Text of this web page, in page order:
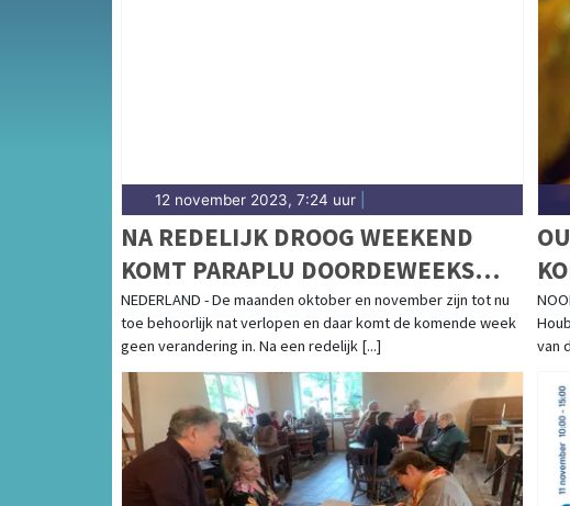
weersbericht voor Midden-Noord-Brabant rondom
12 november 2023, 7:24 uur
NA REDELIJK DROOG WEEKEND
KOMT PARAPLU DOORDEWEEKS
WEER VAN PAS
NEDERLAND - De maanden oktober en november zijn tot nu
toe behoorlijk nat verlopen en daar komt de komende week
geen verandering in. Na een redelijk [...]
van